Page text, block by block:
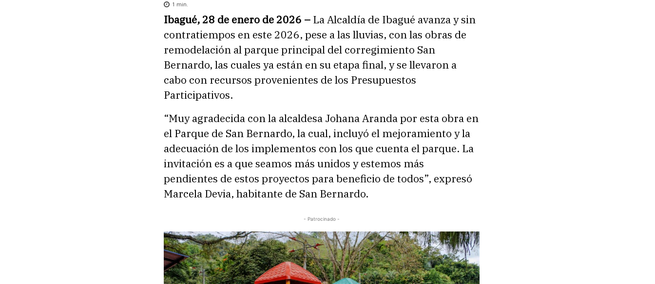
1 min.
Ibagué, 28 de enero de 2026 – La Alcaldía de Ibagué avanza y sin
contratiempos en este 2026, pese a las lluvias, con las obras de
remodelación al parque principal del corregimiento San
Bernardo, las cuales ya están en su etapa final, y se llevaron a
cabo con recursos provenientes de los Presupuestos
Participativos.
“Muy agradecida con la alcaldesa Johana Aranda por esta obra en
el Parque de San Bernardo, la cual, incluyó el mejoramiento y la
adecuación de los implementos con los que cuenta el parque. La
invitación es a que seamos más unidos y estemos más
pendientes de estos proyectos para beneficio de todos”, expresó
Marcela Devia, habitante de San Bernardo.
- Patrocinado -